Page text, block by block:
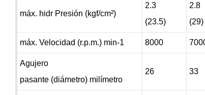
máx. hidr Presión (kgf/cm²)
2.3
(23.5)
2.8
(29)
máx. Velocidad (r.p.m.) min-1 8000
Agujero
pasante (diámetro) milímetro
26 33